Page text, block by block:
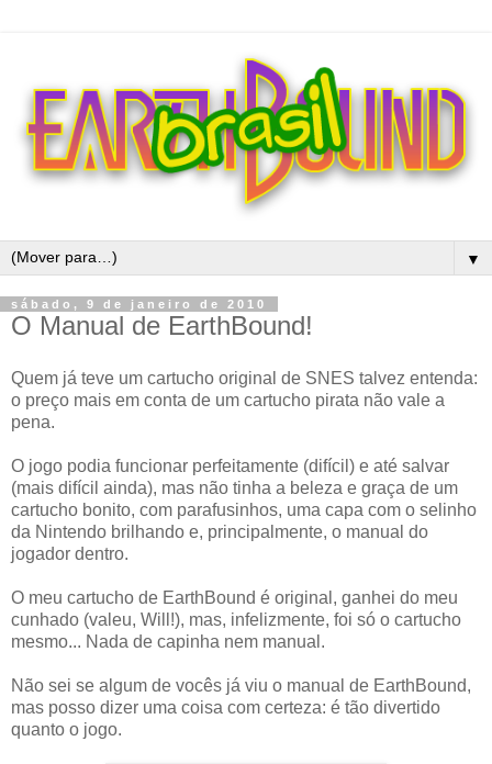
▼
sábado, 9 de janeiro de 2010
O Manual de EarthBound!
Quem já teve um cartucho original de SNES talvez entenda:
o preço mais em conta de um cartucho pirata não vale a
pena.
O jogo podia funcionar perfeitamente (difícil) e até salvar
(mais difícil ainda), mas não tinha a beleza e graça de um
cartucho bonito, com parafusinhos, uma capa com o selinho
da Nintendo brilhando e, principalmente, o manual do
jogador dentro.
O meu cartucho de EarthBound é original, ganhei do meu
cunhado (valeu, Will!), mas, infelizmente, foi só o cartucho
mesmo... Nada de capinha nem manual.
Não sei se algum de vocês já viu o manual de EarthBound,
mas posso dizer uma coisa com certeza: é tão divertido
quanto o jogo.